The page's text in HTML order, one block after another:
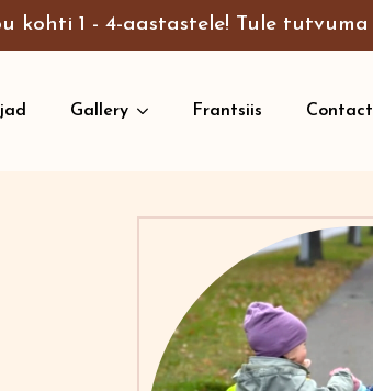
kohti 1 - 4-aastastele! Tule tutvuma
Gallery Frantsiis Contact